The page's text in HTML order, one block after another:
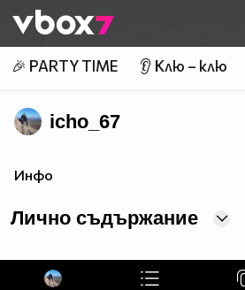
👾
🎉 PARTY TIME 👂 Клю – клю
icho_67
Инфо
Лично съдържание